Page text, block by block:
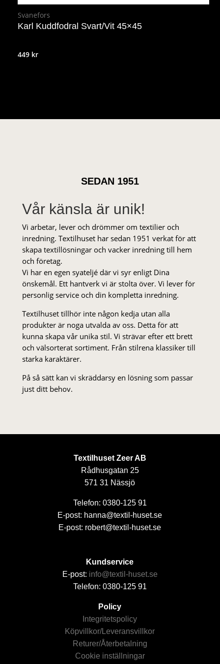
Svanefors
Karl Kuddfodral Svart/Vit 45×45
449 kr
SEDAN 1951
Vår känsla är unik!
Vi arbetar, lever och drömmer om textilier och
inredning. Textilhuset har sedan 1951 verkat för att
skapa textillösningar och vacker inredning till hem
och företag.
Vi har en egen syateljé där vi syr enligt Dina
önskemål. Ett hantverk vi är stolta över. Vi lever för
personlig service och din kompletta inredning.
Textilhuset tillhör inte någon kedja utan alla
produkter är noga utvalda av oss. Detta för att
kunna skapa vår unika stil. Vi strä­var efter ett brett
och välsorterat sor­ti­ment. Från stil­rena klas­siker till
starka karaktärer.
På så sätt kan vi skräddarsy en lösning som passar
just ditt behov.
Textilhuset Zeer AB
Rådhusgatan 25
571 31 Nässjö
Telefon: 0380-125 91
E-post: hanna@textil-huset.se
E-post: robert@textil-huset.se
Kundservice
E-post: info@textil-huset.se
Telefon: 0380-125 91
Policy
Integritetspolicy
Köpvillkor/Leveransvillkor
Returer/Återbetalning
Cookie inställningar